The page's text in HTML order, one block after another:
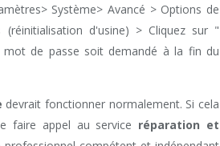
Système> Avancé > Options de
d'usine) > Cliquez sur "
de passe soit demandé à la fin du
devrait fonctionner normalement. Si cela
faire appel au service réparation et